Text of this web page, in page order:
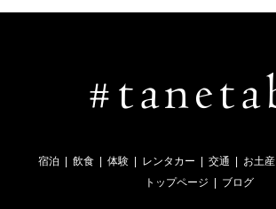
宿泊 飲食 体験 レンタカー 交通 お土産
トップページ
ブログ